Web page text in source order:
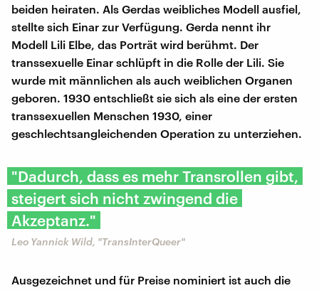
beiden heiraten. Als Gerdas weibliches Modell ausfiel,
stellte sich Einar zur Verfügung. Gerda nennt ihr
Modell Lili Elbe, das Porträt wird berühmt. Der
transsexuelle Einar schlüpft in die Rolle der Lili. Sie
wurde mit männlichen als auch weiblichen Organen
geboren. 1930 entschließt sie sich als eine der ersten
transsexuellen Menschen 1930, einer
geschlechtsangleichenden Operation zu unterziehen.
"Dadurch, dass es mehr Transrollen gibt,
steigert sich nicht zwingend die
Akzeptanz."
Leo Yannick Wild, "TransInterQueer"
Ausgezeichnet und für Preise nominiert ist auch die